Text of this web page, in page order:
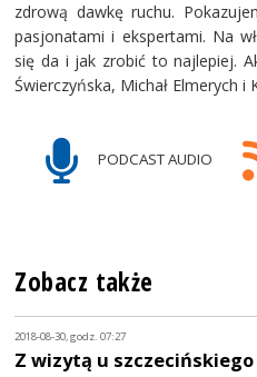
zdrową dawkę ruchu.
pasjonatami i ekspertami. Na
się da i jak zrobić to najlepiej.
Świerczyńska, Michał Elmerych i
PODCAST AUDIO
Zobacz także
2018-08-30, godz. 07:27
Z wizytą u szczecińskiego